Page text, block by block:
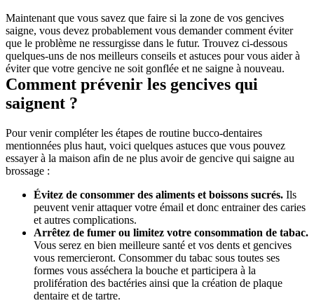
Maintenant que vous savez que faire si la zone de vos gencives
saigne, vous devez probablement vous demander comment éviter
que le problème ne ressurgisse dans le futur. Trouvez ci-dessous
quelques-uns de nos meilleurs conseils et astuces pour vous aider à
éviter que votre gencive ne soit gonflée et ne saigne à nouveau.
Comment prévenir les gencives qui
saignent ?
Pour venir compléter les étapes de routine bucco-dentaires
mentionnées plus haut, voici quelques astuces que vous pouvez
essayer à la maison afin de ne plus avoir de gencive qui saigne au
brossage :
Évitez de consommer des aliments et boissons sucrés. Ils
peuvent venir attaquer votre émail et donc entrainer des caries
et autres complications.
Arrêtez de fumer ou limitez votre consommation de tabac.
Vous serez en bien meilleure santé et vos dents et gencives
vous remercieront. Consommer du tabac sous toutes ses
formes vous asséchera la bouche et participera à la
prolifération des bactéries ainsi que la création de plaque
dentaire et de tartre.